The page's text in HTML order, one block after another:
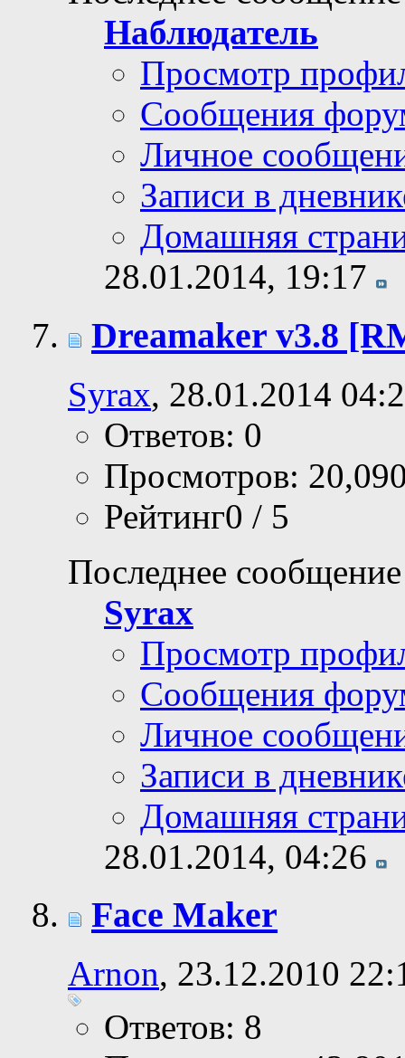
Наблюдатель
Просмотр
Сообщения
Личное
Записи в
Домашняя
28.01.2014, 19:17
Dreamaker v3.8
Syrax, 28.01.2014
Ответов: 0
Просмотров:
Рейтинг0 / 5
Последнее
Syrax
Просмотр
Сообщения
Личное
Записи в
Домашняя
28.01.2014, 04:26
Face Maker
Arnon, 23.12.2010
Ответов: 8